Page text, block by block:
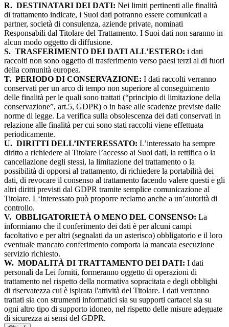
R. DESTINATARI DEI DATI: Nei limiti pertinenti alle finalità
di trattamento indicate, i Suoi dati potranno essere comunicati a
partner, società di consulenza, aziende private, nominati
Responsabili dal Titolare del Trattamento. I Suoi dati non saranno in
alcun modo oggetto di diffusione.
S. TRASFERIMENTO DEI DATI ALL’ESTERO: i dati
raccolti non sono oggetto di trasferimento verso paesi terzi al di fuori
della comunità europea.
T. PERIODO DI CONSERVAZIONE: I dati raccolti verranno
conservati per un arco di tempo non superiore al conseguimento
delle finalità per le quali sono trattati (“principio di limitazione della
conservazione”, art.5, GDPR) o in base alle scadenze previste dalle
norme di legge. La verifica sulla obsolescenza dei dati conservati in
relazione alle finalità per cui sono stati raccolti viene effettuata
periodicamente.
U. DIRITTI DELL’INTERESSATO: L’interessato ha sempre
diritto a richiedere al Titolare l’accesso ai Suoi dati, la rettifica o la
cancellazione degli stessi, la limitazione del trattamento o la
possibilità di opporsi al trattamento, di richiedere la portabilità dei
dati, di revocare il consenso al trattamento facendo valere questi e gli
altri diritti previsti dal GDPR tramite semplice comunicazione al
Titolare. L‘interessato può proporre reclamo anche a un’autorità di
controllo.
V. OBBLIGATORIETÀ O MENO DEL CONSENSO: La
informiamo che il conferimento dei dati è per alcuni campi
facoltativo e per altri (segnalati da un asterisco) obbligatorio e il loro
eventuale mancato conferimento comporta la mancata esecuzione
servizio richiesto.
W. MODALITÀ DI TRATTAMENTO DEI DATI: I dati
personali da Lei forniti, formeranno oggetto di operazioni di
trattamento nel rispetto della normativa sopracitata e degli obblighi
di riservatezza cui è ispirata l'attività del Titolare. I dati verranno
trattati sia con strumenti informatici sia su supporti cartacei sia su
ogni altro tipo di supporto idoneo, nel rispetto delle misure adeguate
di sicurezza ai sensi del GDPR.